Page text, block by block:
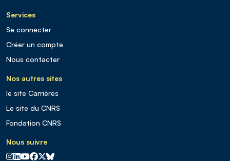
Services
Se connecter
Créer un compte
Nous contacter
Nos autres sites
le site Carrières
Le site du CNRS
Fondation CNRS
Nous suivre
CNRS sur Instagram
CNRS sur Linkedin
CNRS sur Youtube
CNRS sur Facebook
CNRS sur X
CNRS sur Blus sky